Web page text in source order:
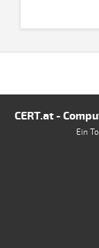
CERT.at -
Ein